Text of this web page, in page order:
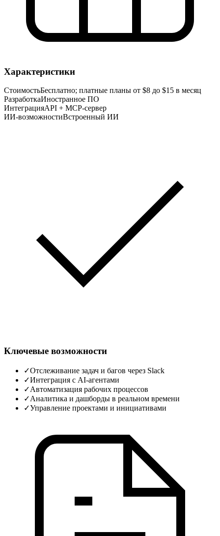
Характеристики
СтоимостьБесплатно; платные планы от $8 до $15 в месяц
РазработкаИностранное ПО
ИнтеграцияAPI + MCP-сервер
ИИ-возможностиВстроенный ИИ
Ключевые возможности
✓Отслеживание задач и багов через Slack
✓Интеграция с AI‑агентами
✓Автоматизация рабочих процессов
✓Аналитика и дашборды в реальном времени
✓Управление проектами и инициативами